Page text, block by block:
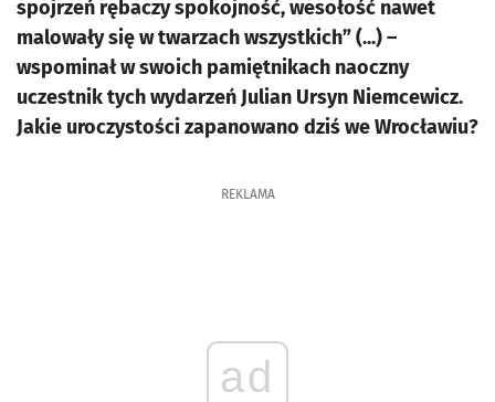
spojrzeń rębaczy spokojność, wesołość nawet
malowały się w twarzach wszystkich” (...) –
wspominał w swoich pamiętnikach naoczny
uczestnik tych wydarzeń Julian Ursyn Niemcewicz.
Jakie uroczystości zapanowano dziś we Wrocławiu?
REKLAMA
ad